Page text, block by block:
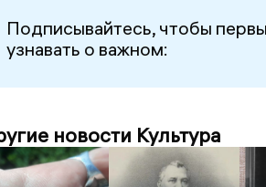
Подписывайтесь, чтобы
узнавать о важном:
новости Культура